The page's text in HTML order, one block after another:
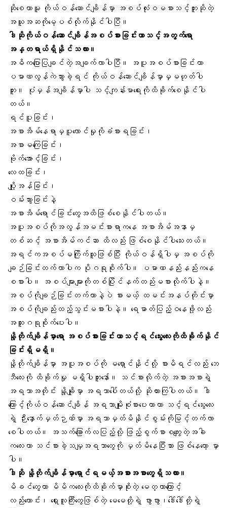
ဆိုစေကာမူ ကိုယ်ဝန်ဆောင်ချိန်မှာ အစပ်လုံးဝမစားသင့်ဘူးဆိုတဲ့
အယူအဆကိုမေ့ပစ်လိုက်နိုင်ပါပြီ။
ဒါဆိုကိုယ်ဝန်ဆောင်ချိန်အစပ်စားခြင်းဟာသင့်အတွက်ရော
အန္တရာယ်ရှိနိုင်သလား။
အဓိကပြောပြချင်တဲ့အချက်လာပါပြီ။ အပူအစပ်စားခြင်းဟာ
ပမာဏလွန်ကဲသွားခဲ့ရင် ကိုယ်ဝန်ဆောင်ချိန်မှာမှမဟုတ်ပါ
ဘူး။ ပုံမှန်အချိန်မှာပါ သင့်ကျန်းမာရေးကိုထိခိုက်စေနိုင် ပါ
တယ်။
ရင်ပူခြင်း၊
အစာအိမ်နေရာမှပူလောင်မှုကိုခံစားရခြင်း၊
အစာမကြေခြင်း၊
ဗိုက်အောင့်ခြင်း၊
လေထခြင်း၊
ပျို့အန်ခြင်း၊
ဝမ်းသွားခြင်းနဲ့
အစာအိမ်ရောင်ခြင်းတွေအထိဖြစ်စေနိုင်ပါတယ်။
အပူအစပ်ကိုအလွန်အမင်းစားရာကနေ အစာအိမ်အနာမှ
တစ်ဆင့် အစာအိမ်ကင်ဆာ ထိလည်း ဖြစ်စေနိုင်ပါသေးတယ်။
အရင်ကအစပ်မကြိုက်သူဖြစ်ပြီး ကိုယ်ဝန်ရှိပါမှ အစပ်ကို
ချဉ်ခြင်းတက်လာပါက ပိုဂရုစိုက်ပါ။ ပမာဏနည်းနည်းကနေ
စစားပါ။ အစပ်များများကိုတစ်ပြိုင်နက်တည်းမစားလိုက်ပါနဲ့။
အစပ်ကိုချဉ်ခြင်းတက်တာနဲ့ပဲ စားမယ့် ထမင်းအနပ်တိုင်းမှာ
အစပ်ကိုချည်းထည့်သွင်းမစားပါနဲ့။ ရေဓာတ်ပြည့်ဝနေဖို့လည်း
အထူးဂရုစိုက်ပေးပါ။
နို့တိုက်ချိန်မှာရော အစပ်စားခြင်းဟာသင့်ရင်သွေးလေးကိုထိခိုက်နိုင်
ခြင်းရှိမရှိ။
နို့တိုက်ချိန်မှာ အပူအစပ်ကို မရှောင်နိုင်လို့ စားမိရင်လည်း ဘေ
ဘီလေးကို ထိခိုက်မှု မရှိပါဘူးနော်။ သင်စားလိုက်တဲ့ အစားအစာရဲ့
အရသာအတိုင်း နို့ချိုမှာ အရသာပေါ်တယ်လို့ ဆိုထားကြပါတယ်။ ဒါ
ကြောင့်ကိုယ်ဝန်ဆောင်ချိန် အရသာမျိုးစုံစားပေးတာဟာ သင့်ရင်သွေးလေး
ရဲ့ ဉီးနှောက်မှတ်ဉာဏ်မှာ အရသာမှတ်မိနိုင်စွမ်းကိုမြင့်တက်လာ
စေပါတယ်။ အသက်ခြောက်လပြည့်လို့ ဖြည့်စွက်စာစကျွေးတဲ့အခါ
ကလေးဟာ သင်စားခဲ့သမျှအရသာတွေကို မှတ်မိနေပြီးသား ဖြစ်နေတော့ မှာ
ပါ။
ဒါဆို နို့တိုက်ချိန်မှာရှောင်ရမယ့်အစားအစာတွေရှိသလား။
မိခင်တွေဟာ မိမိကလေးကိုထိခိုက်မှာစိုးတဲ့ မေတ္တာကြောင့်
လည်းကောင်း၊ ရှေးလူကြီးတွေဖြစ်တဲ့ မေမေတို့ရဲ့ ဖွားဖွား၊ဒေါ်ဒေါ်တို့ရဲ့